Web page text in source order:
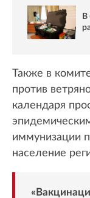
В
Также в
против
календаря
иммунизации
население